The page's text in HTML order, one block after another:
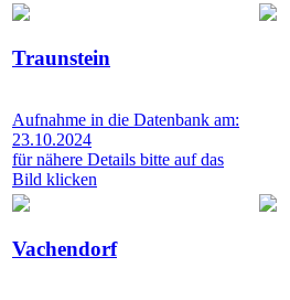
Traunstein
Aufnahme in die Datenbank am:
23.10.2024
für nähere Details bitte auf das
Bild klicken
Vachendorf